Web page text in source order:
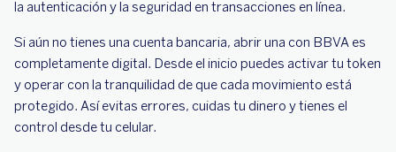
la autenticación y la seguridad en transacciones en línea.
Si aún no tienes una cuenta bancaria, abrir una con BBVA es
completamente digital. Desde el inicio puedes activar tu token
y operar con la tranquilidad de que cada movimiento está
protegido. Así evitas errores, cuidas tu dinero y tienes el
control desde tu celular.